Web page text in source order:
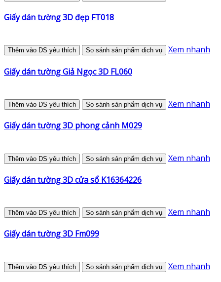
Giấy dán tường 3D đẹp FT018
Thêm vào DS yêu thích So sánh sản phẩm dịch vụ Xem nhanh
Giấy dán tường Giả Ngọc 3D FL060
Thêm vào DS yêu thích So sánh sản phẩm dịch vụ Xem nhanh
Giấy dán tường 3D phong cảnh M029
Thêm vào DS yêu thích So sánh sản phẩm dịch vụ Xem nhanh
Giấy dán tường 3D cửa sổ K16364226
Thêm vào DS yêu thích So sánh sản phẩm dịch vụ Xem nhanh
Giấy dán tường 3D Fm099
Thêm vào DS yêu thích So sánh sản phẩm dịch vụ Xem nhanh